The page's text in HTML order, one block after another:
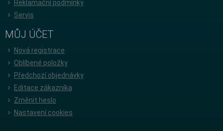
Reklamační podmínky
Servis
MŮJ ÚČET
Nová registrace
Oblíbené položky
Předchozí objednávky
Editace zákazníka
Změnit heslo
Nastavení cookies